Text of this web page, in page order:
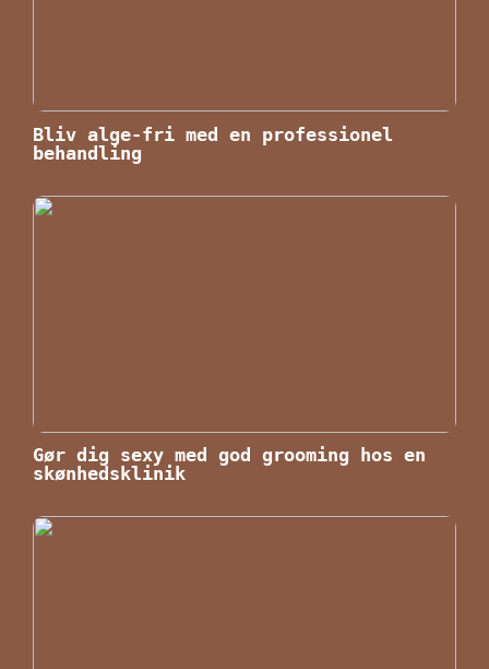
Bliv alge-fri med en professionel
behandling
Gør dig sexy med god grooming hos en
skønhedsklinik